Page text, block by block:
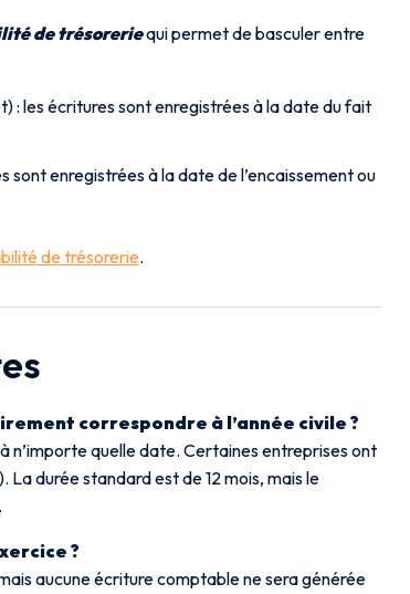
de trésoreriequi permet de basculer entre
: les écritures sont enregistrées à la date du fait
sont enregistrées à la date de l’encaissement ou
de trésorerie.
correspondre à l’année civile ?
n’importe quelle date. Certaines entreprises ont
La durée standard est de 12 mois, mais le
?
aucune écriture comptable ne sera générée